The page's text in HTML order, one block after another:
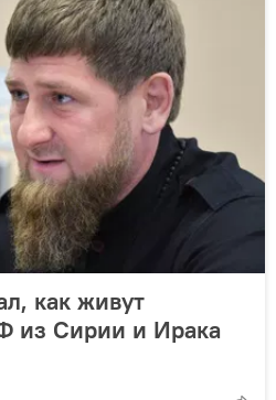
как живут
из Сирии и Ирака